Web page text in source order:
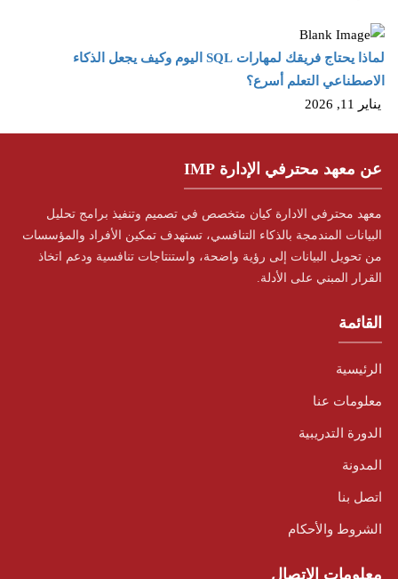
لماذا يحتاج فريقك لمهارات SQL اليوم وكيف يجعل الذكاء
الاصطناعي التعلم أسرع؟
يناير 11, 2026
عن معهد محترفي الإدارة IMP
معهد محترفي الادارة كيان متخصص في تصميم وتنفيذ برامج تحليل
البيانات المندمجة بالذكاء التنافسي، تستهدف تمكين الأفراد والمؤسسات
من تحويل البيانات إلى رؤية واضحة، واستنتاجات تنافسية ودعم اتخاذ
القرار المبني على الأدلة.
القائمة
الرئيسية
معلومات عنا
الدورة التدريبية
المدونة
اتصل بنا
الشروط والأحكام
معلومات الإتصال